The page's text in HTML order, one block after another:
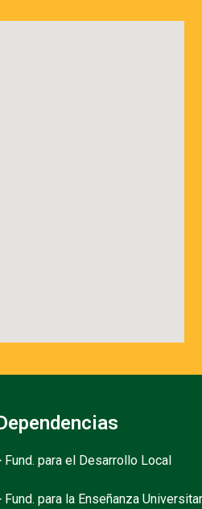
Fund. para el Desarrollo Local
Fund. para la Enseñanza